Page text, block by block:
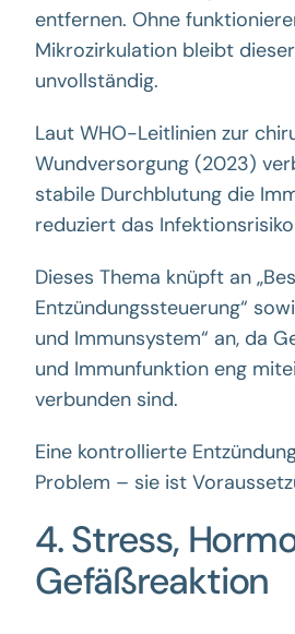
entfernen. Ohne
Mikrozirkulation bleibt
unvollständig.
Laut WHO-Leitlinien zur
Wundversorgung (2023)
stabile Durchblutung die
reduziert das
Dieses Thema knüpft an
Entzündungssteuerung“
und Immunsystem“ an, da
und Immunfunktion eng
verbunden sind.
Eine kontrollierte
Problem – sie ist
4. Stress,
Gefäßreaktion